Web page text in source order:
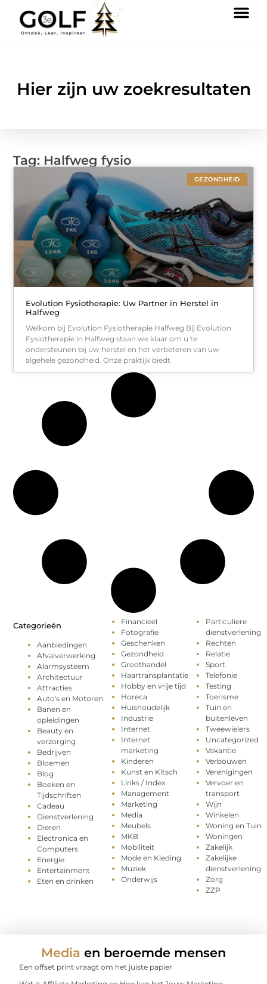
Hier zijn uw zoekresultaten
Tag: Halfweg fysio
GEZONDHEID
Evolution Fysiotherapie: Uw Partner in Herstel in
Halfweg
Welkom bij Evolution Fysiotherapie Halfweg Bij Evolution
Fysiotherapie in Halfweg staan we klaar om u te
ondersteunen bij uw herstel en het verbeteren van uw
algehele gezondheid. Onze praktijk biedt
Categorieën
Aanbiedingen
Afvalverwerking
Alarmsysteem
Architectuur
Attracties
Auto's en Motoren
Banen en
opleidingen
Beauty en
verzorging
Bedrijven
Bloemen
Blog
Boeken en
Tijdschriften
Cadeau
Dienstverlening
Dieren
Electronica en
Computers
Energie
Entertainment
Eten en drinken
Financieel
Fotografie
Geschenken
Gezondheid
Groothandel
Haartransplantatie
Hobby en vrije tijd
Horeca
Huishoudelijk
Industrie
Internet
Internet
marketing
Kinderen
Kunst en Kitsch
Links / Index
Management
Marketing
Media
Meubels
MKB
Mobiliteit
Mode en Kleding
Muziek
Onderwijs
Particuliere
dienstverlening
Rechten
Relatie
Sport
Telefonie
Testing
Toerisme
Tuin en
buitenleven
Tweewielers
Uncategorized
Vakantie
Verbouwen
Verenigingen
Vervoer en
transport
Wijn
Winkelen
Woning en Tuin
Woningen
Zakelijk
Zakelijke
dienstverlening
Zorg
ZZP
Media en beroemde mensen
Een offset print vraagt om het juiste papier